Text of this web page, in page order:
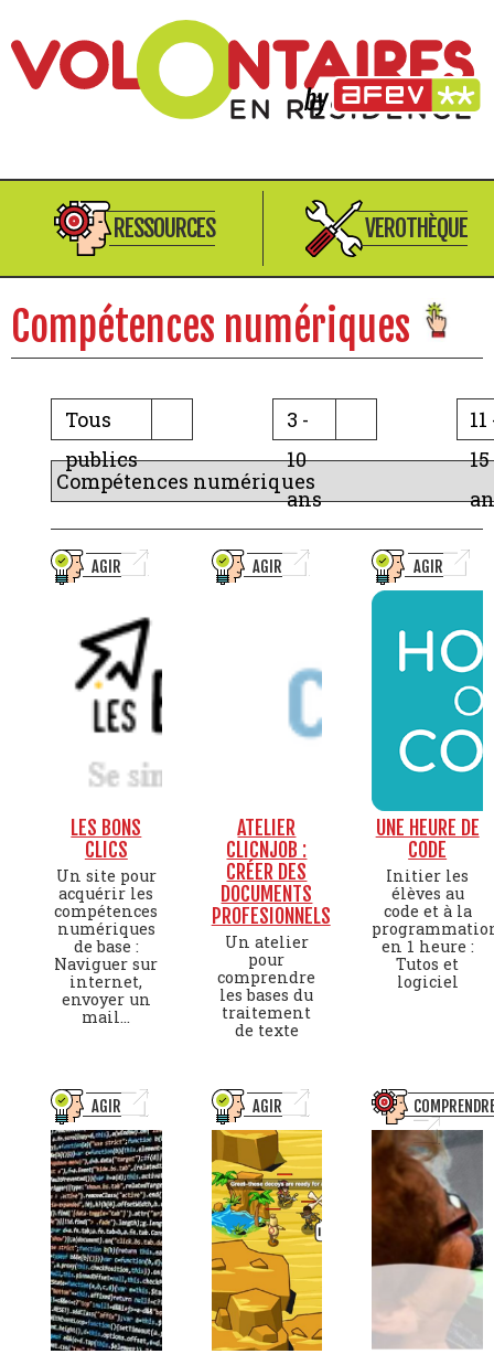
RESSOURCES VEROTHÈQUE
Compétences numériques
Tous
publics
3 -
10
ans
11
15
AGIR
LES BONS
CLICS
Un site pour
acquérir les
compétences
numériques
de base :
Naviguer sur
internet,
envoyer un
mail...
AGIR
ATELIER
CLICNJOB :
CRÉER DES
DOCUMENTS
PROFESIONNELS
Un atelier
pour
comprendre
les bases du
traitement
de texte
AGIR
UNE HEURE DE
CODE
Initier les
élèves au
code et à la
en 1 heure :
Tutos et
logiciel
AGIR AGIR